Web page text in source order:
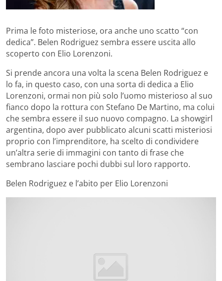
Prima le foto misteriose, ora anche uno scatto “con
dedica”. Belen Rodriguez sembra essere uscita allo
scoperto con Elio Lorenzoni.
Si prende ancora una volta la scena Belen Rodriguez e
lo fa, in questo caso, con una sorta di dedica a Elio
Lorenzoni, ormai non più solo l’uomo misterioso al suo
fianco dopo la rottura con Stefano De Martino, ma colui
che sembra essere il suo nuovo compagno. La showgirl
argentina, dopo aver pubblicato alcuni scatti misteriosi
proprio con l’imprenditore, ha scelto di condividere
un’altra serie di immagini con tanto di frase che
sembrano lasciare pochi dubbi sul loro rapporto.
Belen Rodriguez e l’abito per Elio Lorenzoni